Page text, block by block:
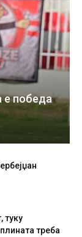
е победа
туку
треба